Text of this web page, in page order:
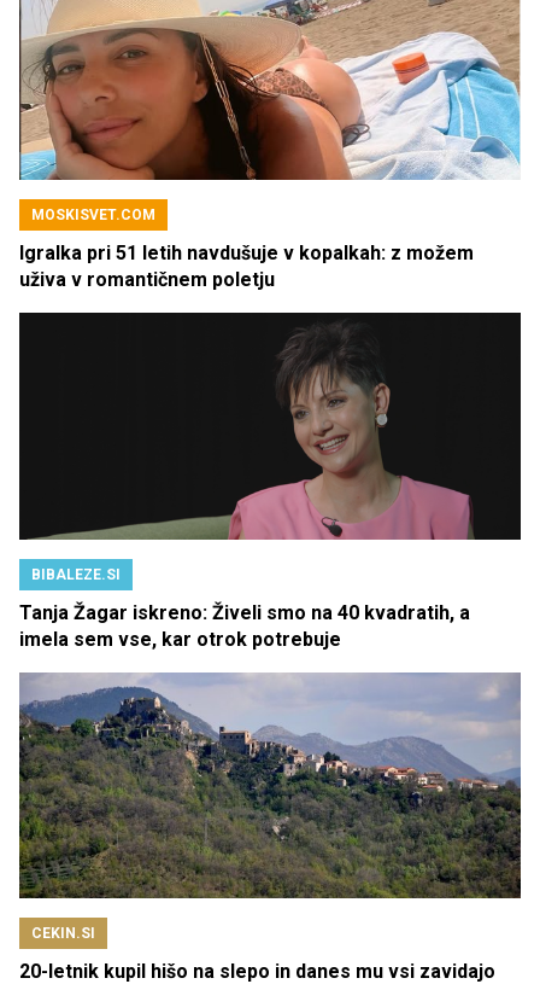
MOSKISVET.COM
Igralka pri 51 letih navdušuje v kopalkah: z možem
uživa v romantičnem poletju
BIBALEZE.SI
Tanja Žagar iskreno: Živeli smo na 40 kvadratih, a
imela sem vse, kar otrok potrebuje
CEKIN.SI
20-letnik kupil hišo na slepo in danes mu vsi zavidajo